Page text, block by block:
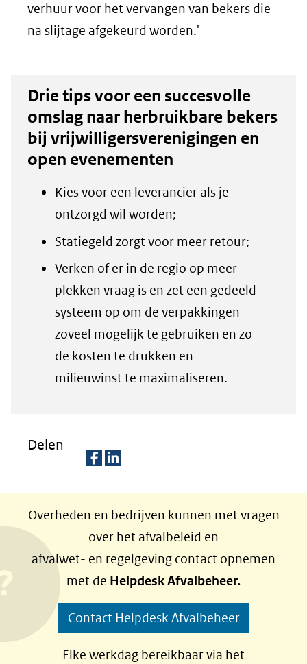
verhuur voor het vervangen van bekers die
na slijtage afgekeurd worden.'
Drie tips voor een succesvolle
omslag naar herbruikbare bekers
bij vrijwilligersverenigingen en
open evenementen
Kies voor een leverancier als je
ontzorgd wil worden;
Statiegeld zorgt voor meer retour;
Verken of er in de regio op meer
plekken vraag is en zet een gedeeld
systeem op om de verpakkingen
zoveel mogelijk te gebruiken en zo
de kosten te drukken en
milieuwinst te maximaliseren.
Delen
l
e
n
o
p
F
l
e
n
o
p
L
Overheden en bedrijven kunnen met vragen
over het afvalbeleid en
afvalwet- en regelgeving contact opnemen
met de Helpdesk Afvalbeheer.
Contact Helpdesk Afvalbeheer
Elke werkdag bereikbaar via het